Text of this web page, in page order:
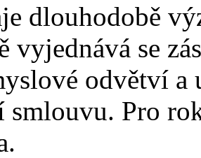
dlouhodobě
vyjednává se
odvětví
Pro